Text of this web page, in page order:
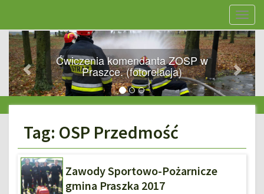
strony
Ćwiczenia komendanta ZOSP w
Praszce. (fotorelacja)
<< >>
Tag: OSP Przedmość
Zawody Sportowo-Pożarnicze
gmina Praszka 2017